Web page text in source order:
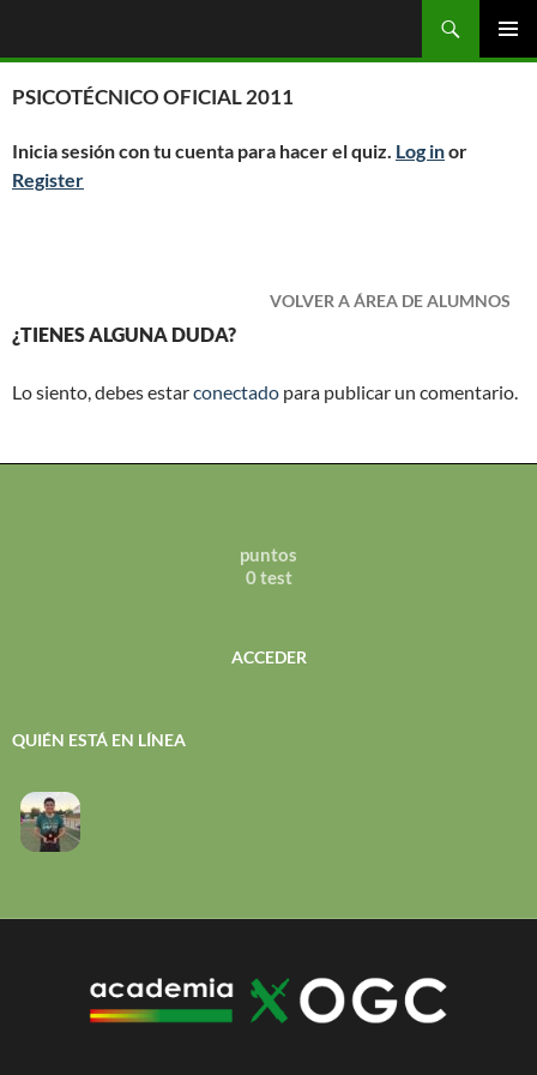
contenido
MENÚ
PSICOTÉCNICO OFICIAL 2011
Inicia sesión con tu cuenta para hacer el quiz. Log inor
Register
VOLVER A ÁREA DE ALUMNOS
¿TIENES ALGUNA DUDA?
Lo siento, debes estarconectado para publicar un comentario.
puntos
0 test
ACCEDER
QUIÉN ESTÁ EN LÍNEA